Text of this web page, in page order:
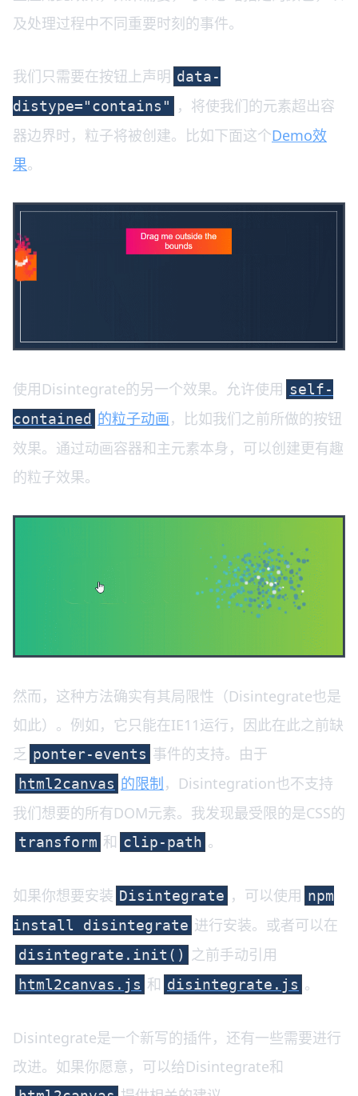
及处理过程中不同重要时刻的事件。
我们只需要在按钮上声明 data-
distype="contains"
，将使我们的元素超出容
器边界时，粒子将被创建。比如下面这个Demo效
果。
使用Disintegrate的另一个效果。允许使用 self-
contained 的粒子动画，比如我们之前所做的按钮
效果。通过动画容器和主元素本身，可以创建更有趣
的粒子效果。
然而，这种方法确实有其局限性（Disintegrate也是
如此）。例如，它只能在IE11运行，因此在此之前缺
乏 ponter-events 事件的支持。由于
html2canvas 的限制，Disintegration也不支持
我们想要的所有DOM元素。我发现最受限的是CSS的
transform 和 clip-path 。
如果你想要安装 Disintegrate ，可以使用 npm
install disintegrate 进行安装。或者可以在
disintegrate.init() 之前手动引用
html2canvas.js 和 disintegrate.js 。
Disintegrate是一个新写的插件，还有一些需要进行
改进。如果你愿意，可以给Disintegrate和